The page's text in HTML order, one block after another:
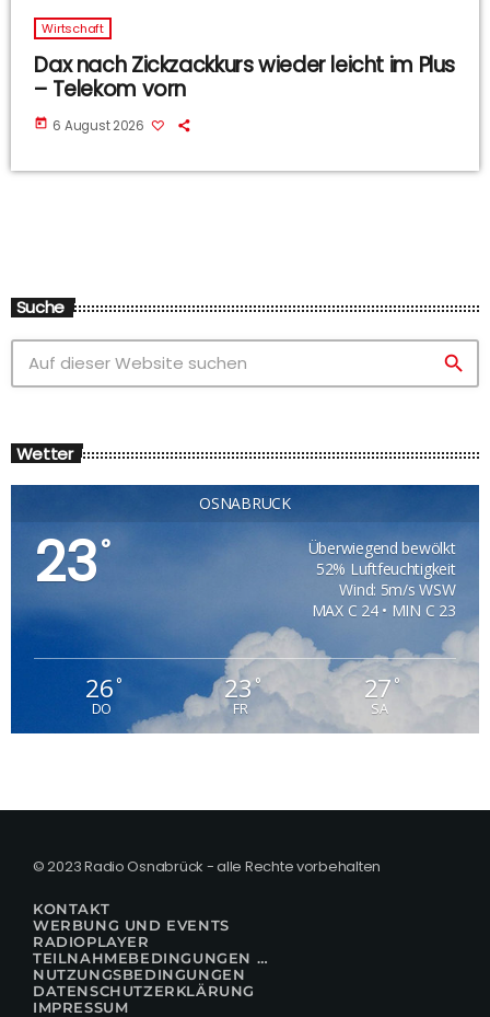
Wirtschaft
Dax nach Zickzackkurs wieder leicht im Plus
– Telekom vorn
today 6 August 2026
Suche
search
Wetter
OSNABRÜCK
23°
Überwiegend bewölkt
52% Luftfeuchtigkeit
Wind: 5m/s WSW
MAX C 24 • MIN C 23
26°
DO
23°
FR
27°
SA
© 2023 Radio Osnabrück - alle Rechte vorbehalten
KONTAKT
WERBUNG UND EVENTS
RADIOPLAYER
TEILNAHMEBEDINGUNGEN FÜR GEWINNSPIELE
NUTZUNGSBEDINGUNGEN
DATENSCHUTZERKLÄRUNG
IMPRESSUM